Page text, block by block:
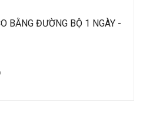
BẰNG ĐƯỜNG BỘ 1 NGÀY -